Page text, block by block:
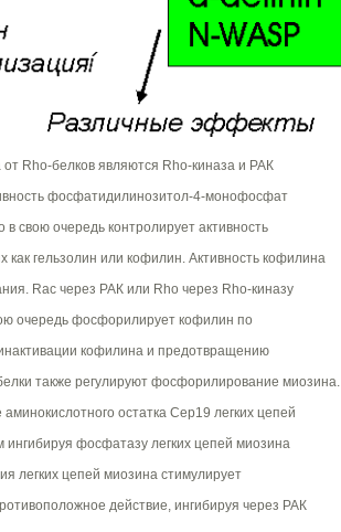
Rho-белков являются Rho-киназа и РАК
фосфатидилинозитол-4-монофосфат
свою очередь контролирует активность
гельзолин или кофилин. Активность кофилина
Rac через РАК или Rho через Rho-киназу
очередь фосфорилирует кофилин по
кофилина и предотвращению
также регулируют фосфорилирование миозина.
остатка Сер19 легких цепей
фосфатазу легких цепей миозина
легких цепей миозина стимулирует
действие, ингибируя через РАК